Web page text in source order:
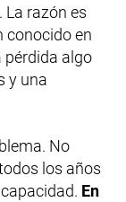
La razón es
conocido en
pérdida algo
y una
No
los años
En